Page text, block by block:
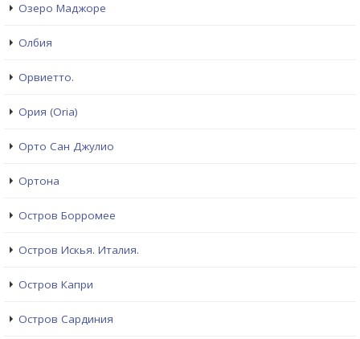
Озеро Маджоре
Олбия
Орвиетто.
Ория (Oria)
Орто Сан Джулио
Ортона
Остров Борромее
Остров Искья. Италия.
Остров Капри
Остров Сардиния